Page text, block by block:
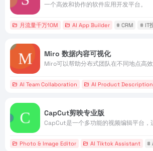
一个高效和协作的软件应用开发平台。
月流量千万10M AI App Builder # CRM # IT
Miro 数据内容可视化
AI Team Collaboration AI Product
CapCut剪映专业版
Photo & Image Editor AI Tiktok Assistant #